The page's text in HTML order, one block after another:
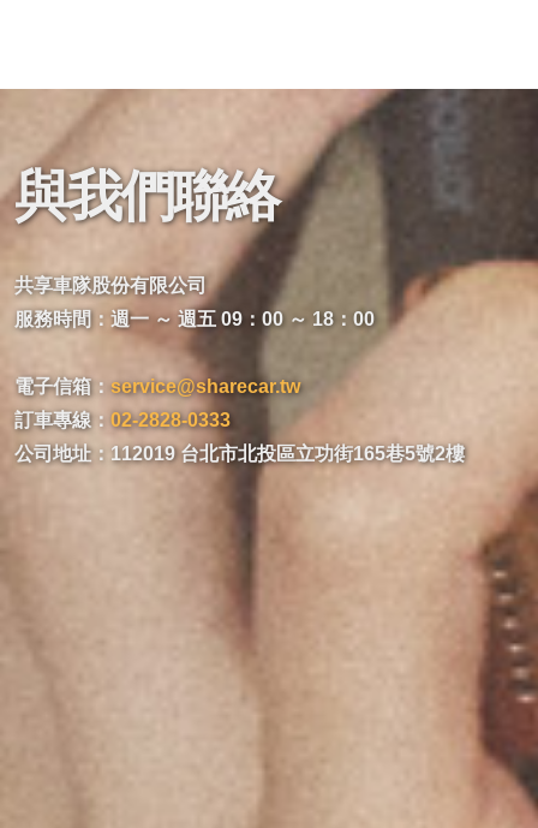
與我們聯絡
共享車隊股份有限公司
服務時間：週一 ～ 週五 09：00 ～ 18：00
電子信箱： service@sharecar.tw
訂車專線： 02-2828-0333
公司地址：112019 台北市北投區立功街165巷5號2樓